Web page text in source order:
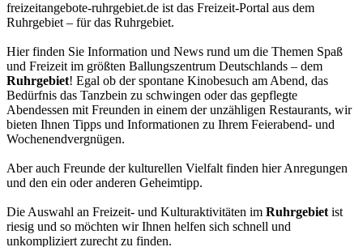
freizeitangebote-ruhrgebiet.de ist das Freizeit-Portal aus dem
Ruhrgebiet – für das Ruhrgebiet.
Hier finden Sie Information und News rund um die Themen Spaß
und Freizeit im größten Ballungszentrum Deutschlands – dem
Ruhrgebiet! Egal ob der spontane Kinobesuch am Abend, das
Bedürfnis das Tanzbein zu schwingen oder das gepflegte
Abendessen mit Freunden in einem der unzähligen Restaurants, wir
bieten Ihnen Tipps und Informationen zu Ihrem Feierabend- und
Wochenendvergnügen.
Aber auch Freunde der kulturellen Vielfalt finden hier Anregungen
und den ein oder anderen Geheimtipp.
Die Auswahl an Freizeit- und Kulturaktivitäten im Ruhrgebiet ist
riesig und so möchten wir Ihnen helfen sich schnell und
unkompliziert zurecht zu finden.